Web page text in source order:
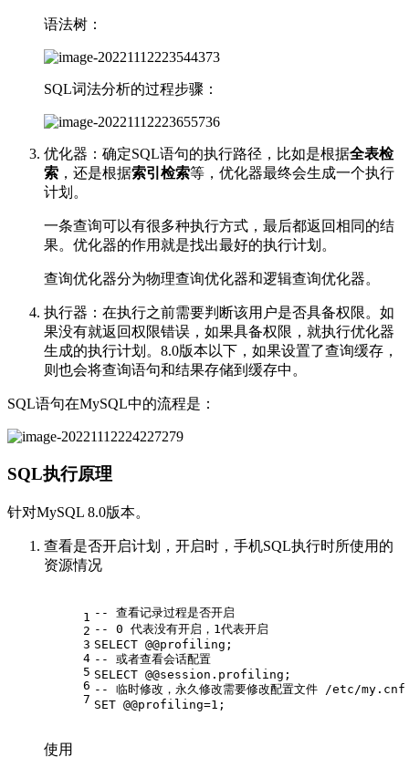
语法树：
SQL词法分析的过程步骤：
优化器：确定SQL语句的执行路径，比如是根据全表检
索 ，还是根据索引检索等，优化器最终会生成一个执行
计划。
一条查询可以有很多种执行方式，最后都返回相同的结
果。优化器的作用就是找出最好的执行计划。
查询优化器分为物理查询优化器和逻辑查询优化器。
执行器：在执行之前需要判断该用户是否具备权限。如
果没有就返回权限错误，如果具备权限，就执行优化器
生成的执行计划。8.0版本以下，如果设置了查询缓存，
则也会将查询语句和结果存储到缓存中。
SQL语句在MySQL中的流程是：
SQL执行原理
针对MySQL 8.0版本。
查看是否开启计划，开启时，手机SQL执行时所使用的
资源情况
1
2
3
4
5
6
7
-- 查看记录过程是否开启
-- 0 代表没有开启，1代表开启
SELECT @@profiling ;
-- 或者查看会话配置
SELECT @@session .profiling;
-- 临时修改，永久修改需要修改配置文件 /etc/my.cnf
SET @@profiling=1 ;
使用